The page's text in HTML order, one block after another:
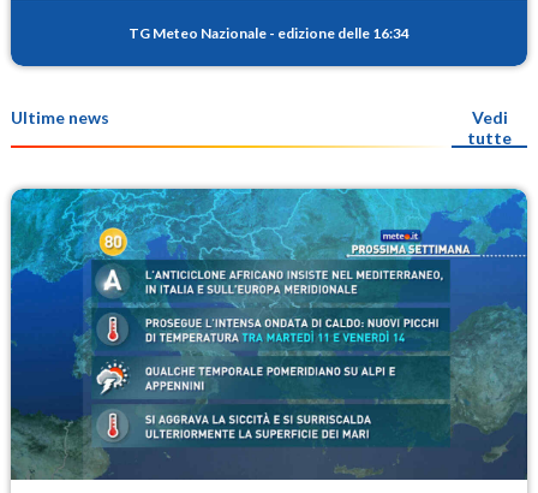
TG Meteo Nazionale - edizione delle 16:34
Ultime news
Vedi
tutte